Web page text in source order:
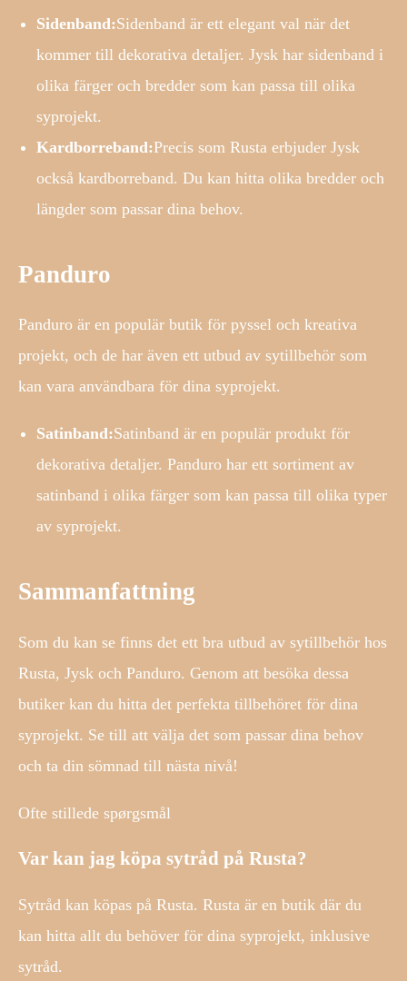
Sidenband:Sidenband är ett elegant val när det
kommer till dekorativa detaljer. Jysk har sidenband i
olika färger och bredder som kan passa till olika
syprojekt.
Kardborreband:Precis som Rusta erbjuder Jysk
också kardborreband. Du kan hitta olika bredder och
längder som passar dina behov.
Panduro
Panduro är en populär butik för pyssel och kreativa
projekt, och de har även ett utbud av sytillbehör som
kan vara användbara för dina syprojekt.
Satinband:Satinband är en populär produkt för
dekorativa detaljer. Panduro har ett sortiment av
satinband i olika färger som kan passa till olika typer
av syprojekt.
Sammanfattning
Som du kan se finns det ett bra utbud av sytillbehör hos
Rusta, Jysk och Panduro. Genom att besöka dessa
butiker kan du hitta det perfekta tillbehöret för dina
syprojekt. Se till att välja det som passar dina behov
och ta din sömnad till nästa nivå!
Ofte stillede spørgsmål
Var kan jag köpa sytråd på Rusta?
Sytråd kan köpas på Rusta. Rusta är en butik där du
kan hitta allt du behöver för dina syprojekt, inklusive
sytråd.